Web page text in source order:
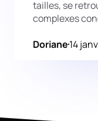
tailles, se
complexes
Doriane14